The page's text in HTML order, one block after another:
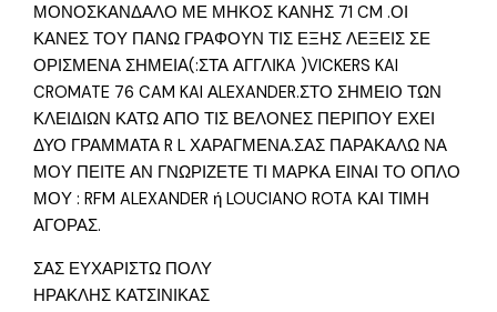
ΜΟΝΟΣΚΑΝΔΑΛΟ ΜΕ ΜΗΚΟΣ ΚΑΝΗΣ 71 CM .ΟΙ
ΚΑΝΕΣ ΤΟΥ ΠΑΝΩ ΓΡΑΦΟΥΝ ΤΙΣ ΕΞΗΣ ΛΕΞΕΙΣ ΣΕ
ΟΡΙΣΜΕΝΑ ΣΗΜΕΙΑ(:ΣΤΑ ΑΓΓΛΙKA )VICKERS KAI
CROMATE 76 CAM KAI ΑLEXANDER.ΣΤΟ ΣΗΜΕΙΟ ΤΩΝ
ΚΛΕΙΔΙΩΝ ΚΑΤΩ ΑΠΟ ΤΙΣ ΒΕΛΟΝΕΣ ΠΕΡΙΠΟΥ ΕΧΕΙ
ΔΥΟ ΓΡΑΜΜΑΤΑ R L ΧΑΡΑΓΜΕΝΑ.ΣΑΣ ΠΑΡΑΚΑΛΩ ΝΑ
ΜΟΥ ΠΕΙΤΕ ΑΝ ΓΝΩΡΙΖΕΤΕ ΤΙ ΜΑΡΚΑ ΕΙΝΑΙ ΤΟ ΟΠΛΟ
ΜΟΥ : RFM ALEXANDER ή LOUCIANO ROTA ΚΑΙ ΤΙΜΗ
ΑΓΟΡΑΣ.
ΣΑΣ ΕΥΧΑΡΙΣΤΩ ΠΟΛΥ
ΗΡΑΚΛΗΣ ΚΑΤΣΙΝΙΚΑΣ